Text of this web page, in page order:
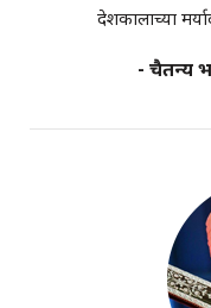
देशकालाच्या
- चैतन्य